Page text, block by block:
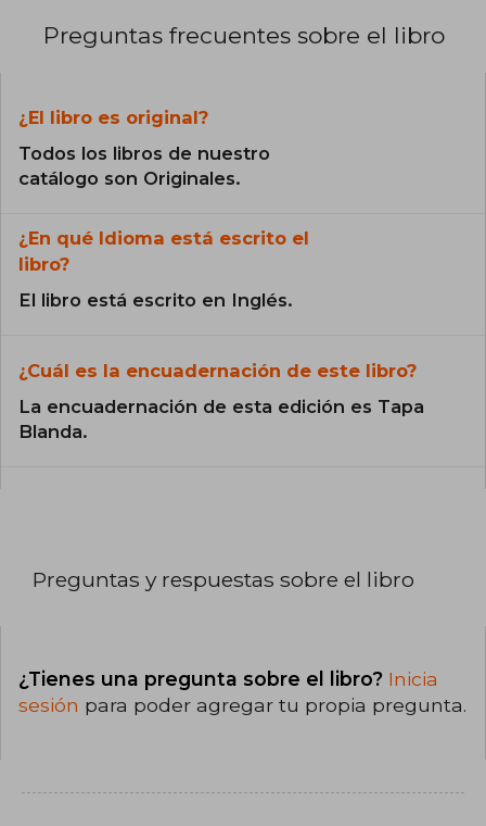
Preguntas frecuentes sobre el libro
¿El libro es original?
Todos los libros de nuestro
catálogo son Originales.
¿En qué Idioma está escrito el
libro?
El libro está escrito en Inglés.
¿Cuál es la encuadernación de este libro?
La encuadernación de esta edición es Tapa
Blanda.
Preguntas y respuestas sobre el libro
¿Tienes una pregunta sobre el libro? Inicia
sesión para poder agregar tu propia pregunta.